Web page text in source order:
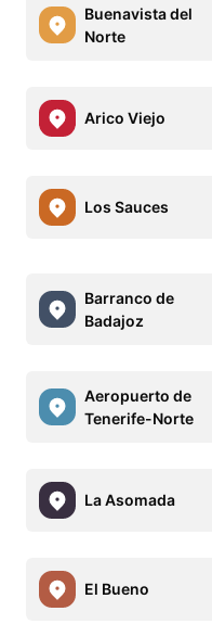
Buenavista del
Norte
Arico Viejo
Los Sauces
Barranco de
Badajoz
Aeropuerto de
Tenerife-Norte
La Asomada
El Bueno